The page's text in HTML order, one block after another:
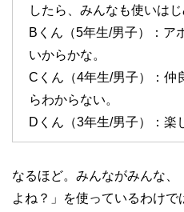
したら、みんなも使いはじ
Bくん（5年生/男子）：ア
いからかな。
Cくん（4年生/男子）：仲
らわからない。
Dくん（3年生/男子）：
なるほど。みんながみんな
よね？」を使っているわけ